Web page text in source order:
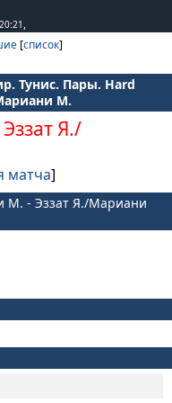
,
[список]
Тунис. Пары. Hard
М.
Эззат Я./
матча]
М. - Эззат Я./Мариани